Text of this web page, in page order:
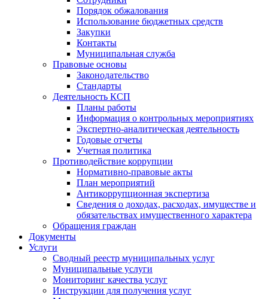
Порядок обжалования
Использование бюджетных средств
Закупки
Контакты
Муниципальная служба
Правовые основы
Законодательство
Стандарты
Деятельность КСП
Планы работы
Информация о контрольных мероприятиях
Экспертно-аналитическая деятельность
Годовые отчеты
Учетная политика
Противодействие коррупции
Нормативно-правовые акты
План мероприятий
Антикоррупционная экспертиза
Сведения о доходах, расходах, имуществе и
обязательствах имущественного характера
Обращения граждан
Документы
Услуги
Сводный реестр муниципальных услуг
Муниципальные услуги
Мониторинг качества услуг
Инструкции для получения услуг